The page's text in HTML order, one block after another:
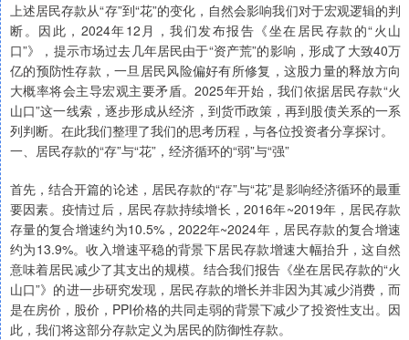
上述居民存款从“存”到“花”的变化，自然会影响我们对于宏观逻辑的判
断。因此，2024年12月，我们发布报告《坐在居民存款的“火山
口”》，提示市场过去几年居民由于“资产荒”的影响，形成了大致40万
亿的预防性存款，一旦居民风险偏好有所修复，这股力量的释放方向
大概率将会主导宏观主要矛盾。2025年开始，我们依据居民存款“火
山口”这一线索，逐步形成从经济，到货币政策，再到股债关系的一系
列判断。在此我们整理了我们的思考历程，与各位投资者分享探讨。
一、居民存款的“存”与“花”，经济循环的“弱”与“强”
首先，结合开篇的论述，居民存款的“存”与“花”是影响经济循环的最重
要因素。疫情过后，居民存款持续增长，2016年~2019年，居民存款
存量的复合增速约为10.5%，2022年~2024年，居民存款的复合增速
约为13.9%。收入增速平稳的背景下居民存款增速大幅抬升，这自然
意味着居民减少了其支出的规模。结合我们报告《坐在居民存款的“火
山口”》的进一步研究发现，居民存款的增长并非因为其减少消费，而
是在房价，股价，PPI价格的共同走弱的背景下减少了投资性支出。因
此，我们将这部分存款定义为居民的防御性存款。